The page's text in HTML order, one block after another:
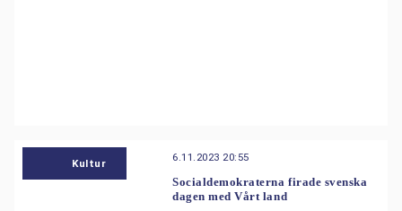
Kultur 6.11.2023 20:55
Socialdemokraterna firade svenska
dagen med Vårt land